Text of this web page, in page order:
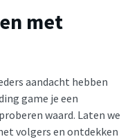
met
aandacht hebben
game je een
waard. Laten we
volgers en ontdekken